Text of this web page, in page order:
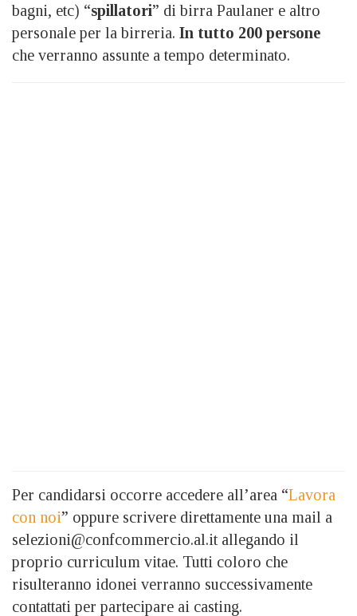
bagni, etc) “spillatori” di birra Paulaner e altro
personale per la birreria. In tutto 200 persone
che verranno assunte a tempo determinato.
Per candidarsi occorre accedere all’area “Lavora
con noi” oppure scrivere direttamente una mail a
selezioni@confcommercio.al.it allegando il
proprio curriculum vitae. Tutti coloro che
risulteranno idonei verranno successivamente
contattati per partecipare ai casting.